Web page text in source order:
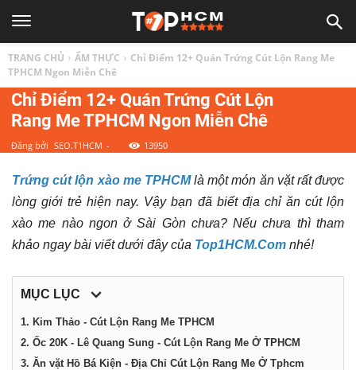
1
HCM
Top
dịch
TRANG CHỦ ẨM THỰC
Chỉ Điểm 12+ Quán Trứng Cút Lộn Rang Me
TPHCM Ngon Miễn Chê
Chỉ Điểm 12+ Quán Trứng Cút Lộn
Rang Me TPHCM Ngon Miễn Chê
Đăng bởi SEO.T1HCM - 13950
Trứng cút lộn xào me TPHCMlà một món ăn vặt rất được
lòng giới trẻ hiện nay. Vậy bạn đã biết địa chỉ ăn cút lộn
xào me nào ngon ở Sài Gòn chưa? Nếu chưa thì tham
khảo ngay bài viết dưới đây của Top1HCM.Com nhé!
MỤC LỤC
1. Kim Thảo - Cút Lộn Rang Me TPHCM
2. Ốc 20K - Lê Quang Sung - Cút Lộn Rang Me Ở TPHCM
3. Ăn vặt Hồ Bá Kiện - Địa Chỉ Cút Lộn Rang Me Ở Tphcm